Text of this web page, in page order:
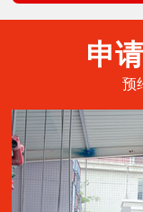
申
预